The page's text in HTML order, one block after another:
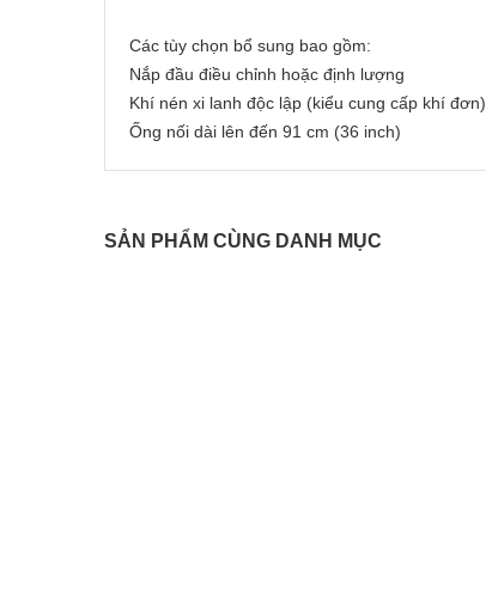
Các tùy chọn bổ sung bao gồm:
Nắp đầu điều chỉnh hoặc định lượng
Khí nén xi lanh độc lập (kiểu cung cấp khí đơn)
Ống nối dài lên đến 91 cm (36 inch)
SẢN PHẨM CÙNG DANH MỤC